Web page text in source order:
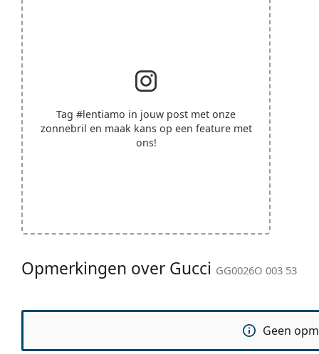
Tag #lentiamo in jouw post met onze
zonnebril en maak kans op een feature met
ons!
Opmerkingen over Gucci GG0026O 003 53
Geen